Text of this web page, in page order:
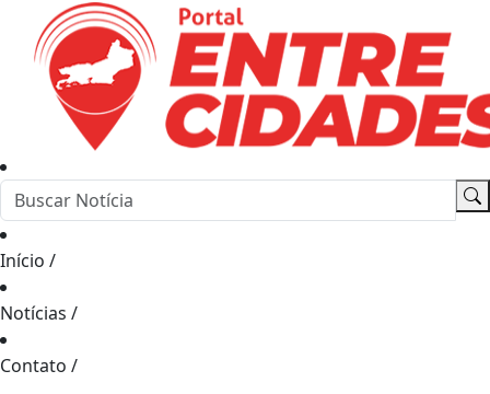
Início /
Notícias /
Contato /